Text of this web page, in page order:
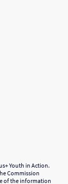
Youth in Action.
Commission
of the information